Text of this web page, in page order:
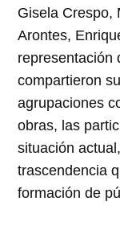
Gisela Crespo,
Arontes,
representación
compartieron
agrupaciones
obras, las
situación
trascendencia
formación de